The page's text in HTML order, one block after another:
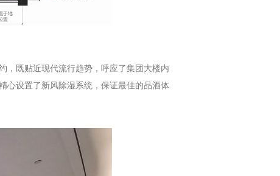
既贴近现代流行趋势，呼应了集团大楼内
心设置了新风除湿系统，保证最佳的品酒体